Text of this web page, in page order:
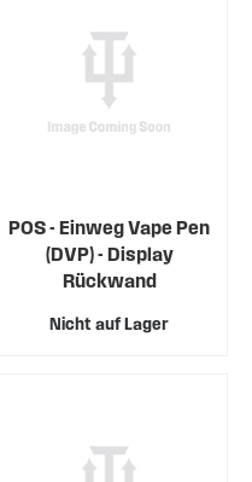
POS - Einweg Vape Pen
(DVP) - Display
Rückwand
Nicht auf Lager